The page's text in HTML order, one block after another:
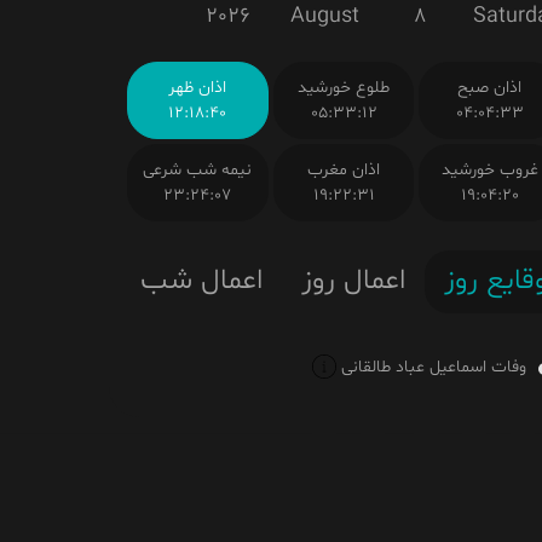
8
August
2026
اذان صبح
04:04:33
طلوع خورشید
05:33:12
اذان ظهر
12:18:40
غروب خورشید
19:04:20
اذان مغرب
19:22:31
نیمه شب شرعی
23:24:07
روز اعمال روز اعمال شب
وفات اسماعیل عباد طالقانى